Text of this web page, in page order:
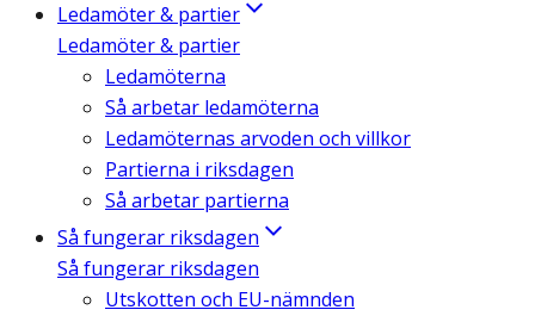
Ledamöter & partier
Ledamöter & partier
Ledamöterna
Så arbetar ledamöterna
Ledamöternas arvoden och villkor
Partierna i riksdagen
Så arbetar partierna
Så fungerar riksdagen
Så fungerar riksdagen
Utskotten och EU-nämnden